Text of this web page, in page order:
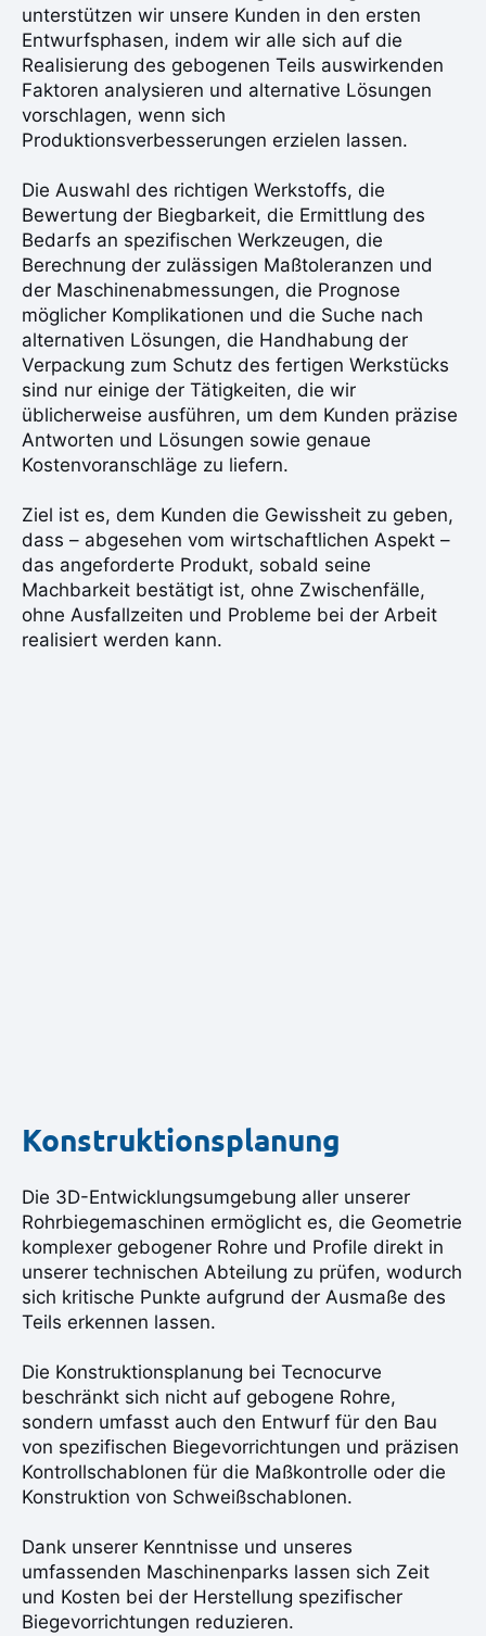
unterstützen wir unsere Kunden in den ersten
Entwurfsphasen, indem wir alle sich auf die
Realisierung des gebogenen Teils auswirkenden
Faktoren analysieren und alternative Lösungen
vorschlagen, wenn sich
Produktionsverbesserungen erzielen lassen.
Die Auswahl des richtigen Werkstoffs, die
Bewertung der Biegbarkeit, die Ermittlung des
Bedarfs an spezifischen Werkzeugen, die
Berechnung der zulässigen Maßtoleranzen und
der Maschinenabmessungen, die Prognose
möglicher Komplikationen und die Suche nach
alternativen Lösungen, die Handhabung der
Verpackung zum Schutz des fertigen Werkstücks
sind nur einige der Tätigkeiten, die wir
üblicherweise ausführen, um dem Kunden präzise
Antworten und Lösungen sowie genaue
Kostenvoranschläge zu liefern.
Ziel ist es, dem Kunden die Gewissheit zu geben,
dass – abgesehen vom wirtschaftlichen Aspekt –
das angeforderte Produkt, sobald seine
Machbarkeit bestätigt ist, ohne Zwischenfälle,
ohne Ausfallzeiten und Probleme bei der Arbeit
realisiert werden kann.
Konstruktionsplanung
Die 3D-Entwicklungsumgebung aller unserer
Rohrbiegemaschinen ermöglicht es, die Geometrie
komplexer gebogener Rohre und Profile direkt in
unserer technischen Abteilung zu prüfen, wodurch
sich kritische Punkte aufgrund der Ausmaße des
Teils erkennen lassen.
Die Konstruktionsplanung bei Tecnocurve
beschränkt sich nicht auf gebogene Rohre,
sondern umfasst auch den Entwurf für den Bau
von spezifischen Biegevorrichtungen und präzisen
Kontrollschablonen für die Maßkontrolle oder die
Konstruktion von Schweißschablonen.
Dank unserer Kenntnisse und unseres
umfassenden Maschinenparks lassen sich Zeit
und Kosten bei der Herstellung spezifischer
Biegevorrichtungen reduzieren.